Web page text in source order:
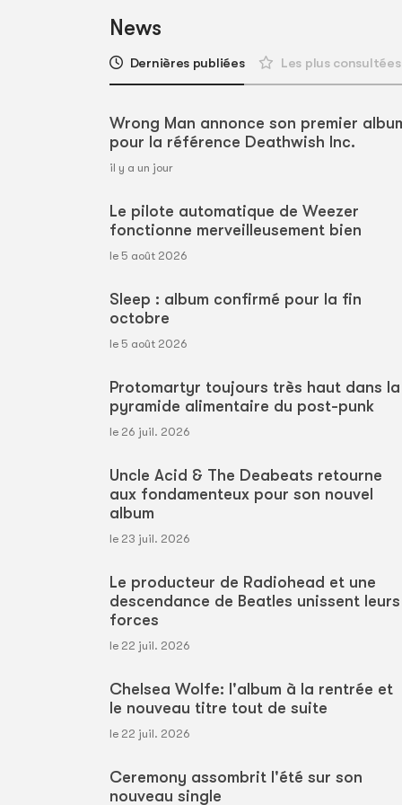
News
Dernières publiées Les plus consultées
Wrong Man annonce son premier
pour la référence Deathwish Inc.
il y a un jour
Le pilote automatique de Weezer
fonctionne merveilleusement bien
le 5 août 2026
Sleep : album confirmé pour la fin
octobre
le 5 août 2026
Protomartyr toujours très haut dans la
pyramide alimentaire du post-punk
le 26 juil. 2026
Uncle Acid & The Deabeats retourne
aux fondamenteux pour son nouvel
album
le 23 juil. 2026
Le producteur de Radiohead et une
descendance de Beatles unissent leurs
forces
le 22 juil. 2026
Chelsea Wolfe: l'album à la rentrée et
le nouveau titre tout de suite
le 22 juil. 2026
Ceremony assombrit l'été sur son
nouveau single